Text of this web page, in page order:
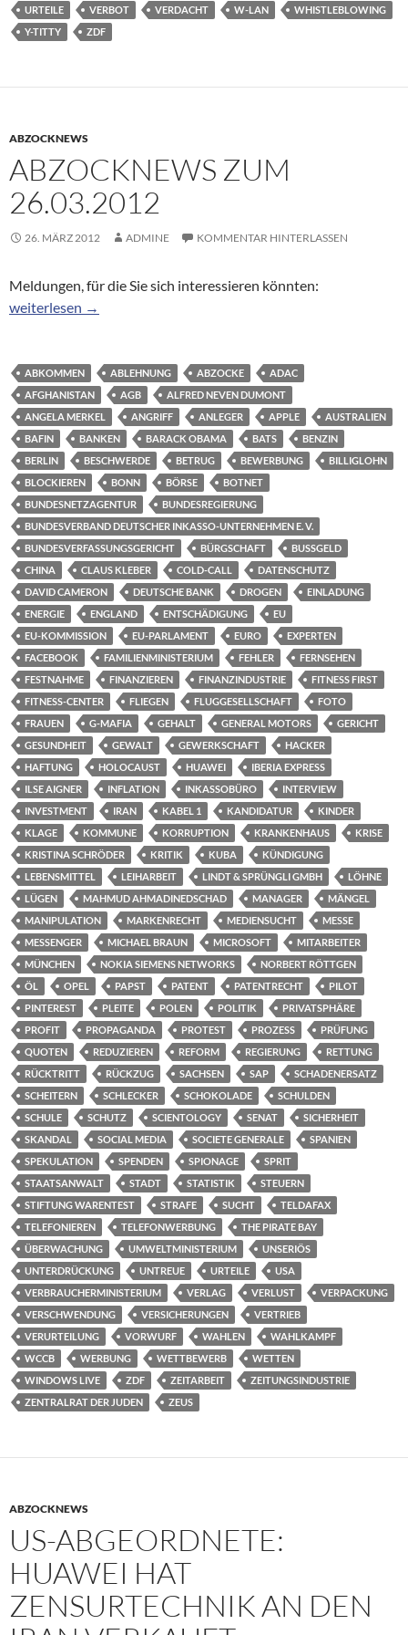
URTEILE
VERBOT VERDACHT W-LAN
WHISTLEBLOWING
Y-TITTY
ZDF
ABZOCKNEWS
ABZOCKNEWS ZUM
26.03.2012
26. MÄRZ 2012 ADMINE KOMMENTAR HINTERLASSEN
Meldungen, für die Sie sich interessieren könnten:
Abzocknews zum 26.03.2012
weiterlesen →
ABKOMMEN ABLEHNUNG ABZOCKE
ADAC
AFGHANISTAN
AGB
ALFRED NEVEN DUMONT
ANGELA MERKEL
ANGRIFF ANLEGER APPLE
AUSTRALIEN
BAFIN
BANKEN BARACK OBAMA BATS
BENZIN
BERLIN
BESCHWERDE BETRUG BEWERBUNG
BILLIGLOHN
BLOCKIEREN
BONN BÖRSE
BOTNET
BUNDESNETZAGENTUR
BUNDESREGIERUNG
BUNDESVERBAND DEUTSCHER INKASSO-UNTERNEHMEN E. V.
BUNDESVERFASSUNGSGERICHT
BÜRGSCHAFT
BUSSGELD
CHINA
CLAUS KLEBER COLD-CALL
DATENSCHUTZ
DAVID CAMERON
DEUTSCHE BANK DROGEN
EINLADUNG
ENERGIE
ENGLAND ENTSCHÄDIGUNG
EU
EU-KOMMISSION
EU-PARLAMENT EURO
EXPERTEN
FACEBOOK
FAMILIENMINISTERIUM FEHLER
FERNSEHEN
FESTNAHME
FINANZIEREN FINANZINDUSTRIE
FITNESS FIRST
FITNESS-CENTER
FLIEGEN FLUGGESELLSCHAFT
FOTO
FRAUEN
G-MAFIA GEHALT GENERAL MOTORS
GERICHT
GESUNDHEIT
GEWALT GEWERKSCHAFT
HACKER
HAFTUNG
HOLOCAUST HUAWEI
IBERIA EXPRESS
ILSE AIGNER
INFLATION INKASSOBÜRO
INTERVIEW
INVESTMENT
IRAN KABEL 1 KANDIDATUR
KINDER
KLAGE
KOMMUNE KORRUPTION KRANKENHAUS
KRISE
KRISTINA SCHRÖDER
KRITIK KUBA
KÜNDIGUNG
LEBENSMITTEL
LEIHARBEIT LINDT & SPRÜNGLI GMBH
LÖHNE
LÜGEN
MAHMUD AHMADINEDSCHAD MANAGER
MÄNGEL
MANIPULATION
MARKENRECHT MEDIENSUCHT
MESSE
MESSENGER
MICHAEL BRAUN MICROSOFT
MITARBEITER
MÜNCHEN
NOKIA SIEMENS NETWORKS
NORBERT RÖTTGEN
ÖL
OPEL PAPST PATENT PATENTRECHT
PILOT
PINTEREST
PLEITE POLEN POLITIK
PRIVATSPHÄRE
PROFIT
PROPAGANDA PROTEST PROZESS
PRÜFUNG
QUOTEN
REDUZIEREN REFORM REGIERUNG
RETTUNG
RÜCKTRITT
RÜCKZUG SACHSEN SAP
SCHADENERSATZ
SCHEITERN
SCHLECKER SCHOKOLADE
SCHULDEN
SCHULE
SCHUTZ SCIENTOLOGY SENAT
SICHERHEIT
SKANDAL
SOCIAL MEDIA SOCIETE GENERALE
SPANIEN
SPEKULATION
SPENDEN SPIONAGE
SPRIT
STAATSANWALT
STADT STATISTIK
STEUERN
STIFTUNG WARENTEST
STRAFE SUCHT
TELDAFAX
TELEFONIEREN
TELEFONWERBUNG
THE PIRATE BAY
ÜBERWACHUNG
UMWELTMINISTERIUM
UNSERIÖS
UNTERDRÜCKUNG
UNTREUE URTEILE
USA
VERBRAUCHERMINISTERIUM
VERLAG VERLUST
VERPACKUNG
VERSCHWENDUNG
VERSICHERUNGEN
VERTRIEB
VERURTEILUNG
VORWURF WAHLEN
WAHLKAMPF
WCCB
WERBUNG WETTBEWERB
WETTEN
WINDOWS LIVE
ZDF ZEITARBEIT
ZEITUNGSINDUSTRIE
ZENTRALRAT DER JUDEN
ZEUS
ABZOCKNEWS
US-ABGEORDNETE:
HUAWEI HAT
ZENSURTECHNIK AN DEN